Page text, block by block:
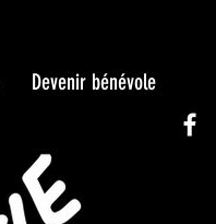
Devenir bénévole